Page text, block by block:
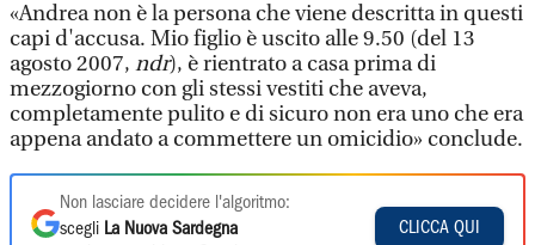
«Andrea non è la persona che viene descritta in questi
capi d'accusa. Mio figlio è uscito alle 9.50 (del 13
agosto 2007, ndr), è rientrato a casa prima di
mezzogiorno con gli stessi vestiti che aveva,
completamente pulito e di sicuro non era uno che era
appena andato a commettere un omicidio» conclude.
Non lasciare decidere l'algoritmo:
scegli La Nuova Sardegna
CLICCA QUI